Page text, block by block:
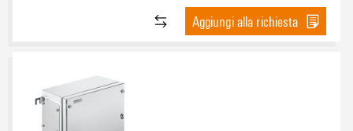
Aggiungi alla richiesta